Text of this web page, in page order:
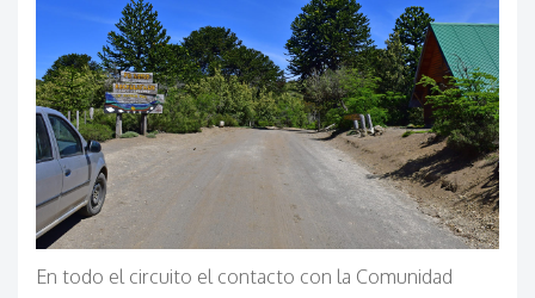
En todo el circuito el contacto con la Comunidad